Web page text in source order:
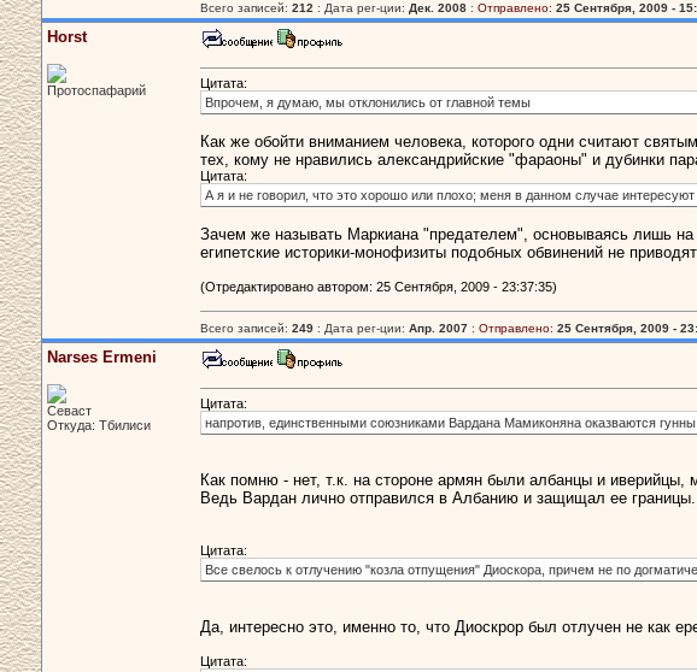
Всего записей: 212 : Дата рег-ции: Дек. 2008 : Отправлено: 25 Сентября, 2009 -
Horst
Протоспафарий
Цитата:
Впрочем, я думаю, мы отклонились от главной темы
Как же обойти вниманием человека, которого одни считают
тех, кому не нравились александрийские "фараоны" и дубинки
Цитата:
А я и не говорил, что это хорошо или плохо; меня в данном случае
Зачем же называть Маркиана "предателем", основываясь лишь на
египетские историки-монофизиты подобных обвинений не
(Отредактировано автором: 25 Сентября, 2009 - 23:37:35)
Всего записей: 249 : Дата рег-ции: Апр. 2007 : Отправлено: 25 Сентября, 2009 -
Narses Ermeni
Севаст
Откуда: Тбилиси
Цитата:
напротив, единственными союзниками Вардана Мамиконяна оказваются
Как помню - нет, т.к. на стороне армян были албанцы и иверийцы,
Ведь Вардан лично отправился в Албанию и защищал ее границы.
Цитата:
Все свелось к отлучению "козла отпущения" Диоскора, причем не по
Да, интересно это, именно то, что Диоскрор был отлучен не как
Цитата: